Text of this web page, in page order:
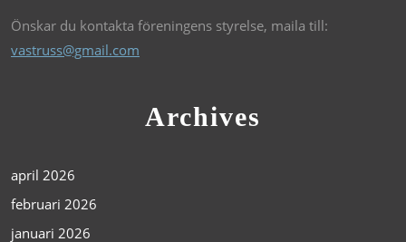
Önskar du kontakta föreningens styrelse, maila till:
vastruss@gmail.com
Archives
april 2026
februari 2026
januari 2026